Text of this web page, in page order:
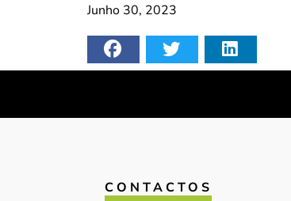
Junho 30, 2023
CONTACTOS